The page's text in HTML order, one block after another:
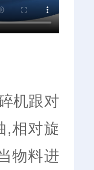
机跟对
,相对旋
物料进